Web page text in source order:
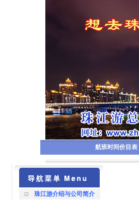
航班时间价目表|
珠江游介绍与公司简介